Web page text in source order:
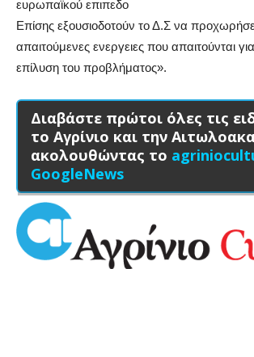
ευρωπαϊκού επιπεδο
Επίσης εξουσιοδοτούν το Δ.Σ να
απαιτούμενες ενεργειες που απαιτούνται
επίλυση του προβλήματος».
Διαβάστε πρώτοι όλες τις
το Αγρίνιο και την
ακολουθώντας το
GoogleNews